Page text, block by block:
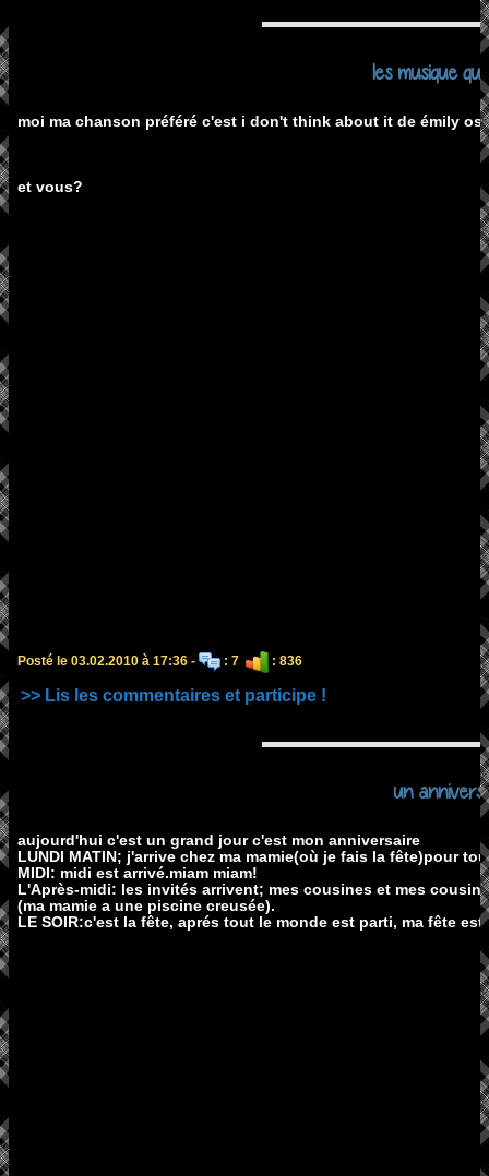
les musique
moi ma chanson préféré c'est i don't think about it de émily
et vous?
Posté le 03.02.2010 à 17:36 - : 7 : 836
>> Lis les commentaires et participe !
un
aujourd'hui c'est un grand jour c'est mon anniversaire
LUNDI MATIN; j'arrive chez ma mamie(où je fais la fête)pour
MIDI: midi est arrivé.miam miam!
L'Après-midi: les invités arrivent; mes cousines et mes
(ma mamie a une piscine creusée).
LE SOIR:c'est la fête, aprés tout le monde est parti, ma fête est